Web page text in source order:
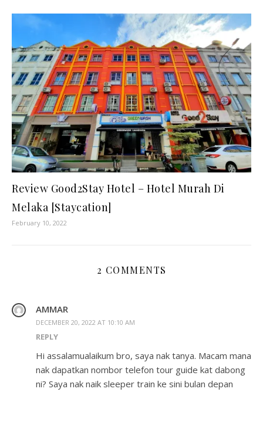
Review Good2Stay Hotel – Hotel Murah Di
Melaka [Staycation]
February 10, 2022
2 COMMENTS
AMMAR
DECEMBER 20, 2022 AT 10:10 AM
REPLY
Hi assalamualaikum bro, saya nak tanya. Macam mana
nak dapatkan nombor telefon tour guide kat dabong
ni? Saya nak naik sleeper train ke sini bulan depan